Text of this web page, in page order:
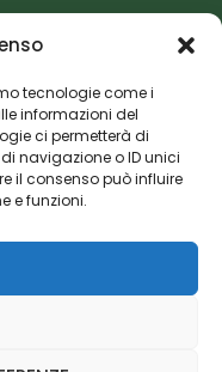
tecnologie come i
informazioni del
ci permetterà di
navigazione o ID unici
il consenso può influire
e funzioni.